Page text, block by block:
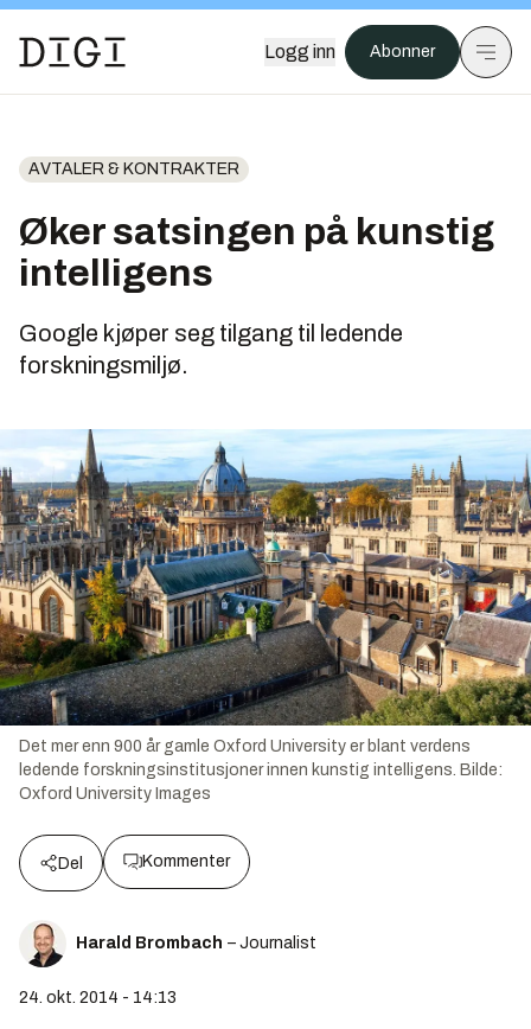
Logg inn Abonner
AVTALER & KONTRAKTER
Øker satsingen på kunstig
intelligens
Google kjøper seg tilgang til ledende
forskningsmiljø.
Det mer enn 900 år gamle Oxford University er blant verdens
ledende forskningsinstitusjoner innen kunstig intelligens. Bilde:
Oxford University Images
Del Kommenter
Harald Brombach – Journalist
24. okt. 2014 - 14:13